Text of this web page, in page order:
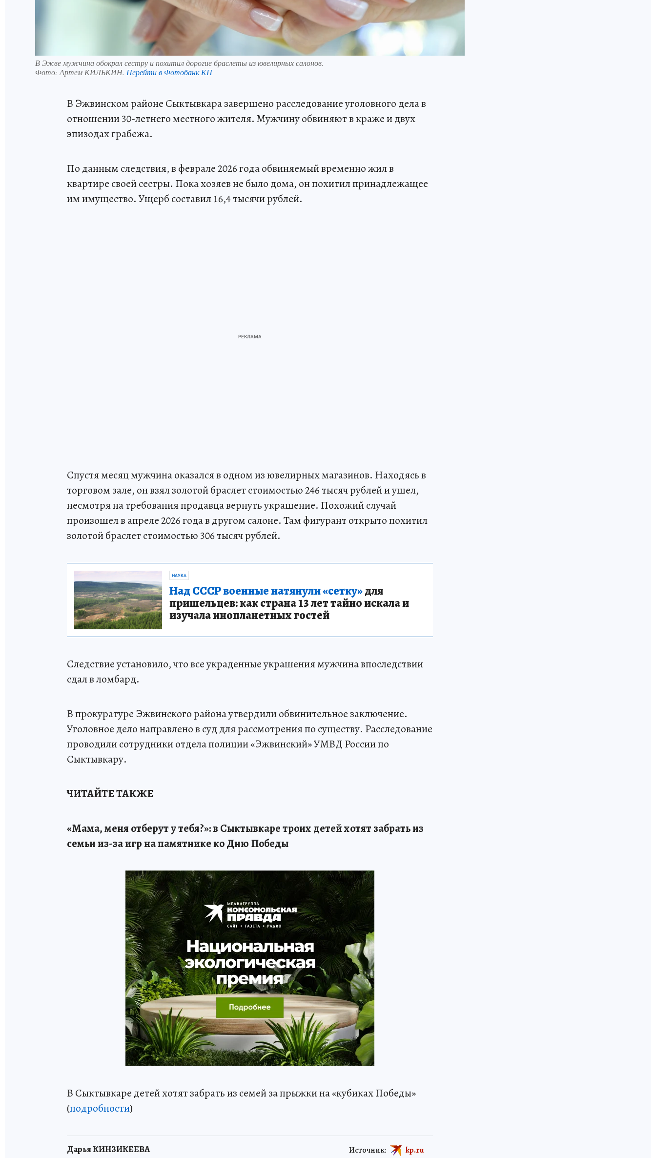
В Эжве мужчина обокрал сестру и похитил дорогие браслеты из ювелирных салонов.
Фото: Артем КИЛЬКИН. Перейти в Фотобанк КП
В Эжвинском районе Сыктывкара завершено расследование уголовного дела в
отношении 30-летнего местного жителя. Мужчину обвиняют в краже и двух
эпизодах грабежа.
По данным следствия, в феврале 2026 года обвиняемый временно жил в
квартире своей сестры. Пока хозяев не было дома, он похитил принадлежащее
им имущество. Ущерб составил 16,4 тысячи рублей.
Спустя месяц мужчина оказался в одном из ювелирных магазинов. Находясь в
торговом зале, он взял золотой браслет стоимостью 246 тысяч рублей и ушел,
несмотря на требования продавца вернуть украшение. Похожий случай
произошел в апреле 2026 года в другом салоне. Там фигурант открыто похитил
золотой браслет стоимостью 306 тысяч рублей.
НАУКА
Над СССР военные натянули «сетку»для
пришельцев: как страна 13 лет тайно искала и
изучала инопланетных гостей
Следствие установило, что все украденные украшения мужчина впоследствии
сдал в ломбард.
В прокуратуре Эжвинского района утвердили обвинительное заключение.
Уголовное дело направлено в суд для рассмотрения по существу. Расследование
проводили сотрудники отдела полиции «Эжвинский» УМВД России по
Сыктывкару.
ЧИТАЙТЕ ТАКЖЕ
«Мама, меня отберут у тебя?»: в Сыктывкаре троих детей хотят забрать из
семьи из-за игр на памятнике ко Дню Победы
В Сыктывкаре детей хотят забрать из семей за прыжки на «кубиках Победы»
(подробности)
Дарья КИНЗИКЕЕВА Источник: kp.ru